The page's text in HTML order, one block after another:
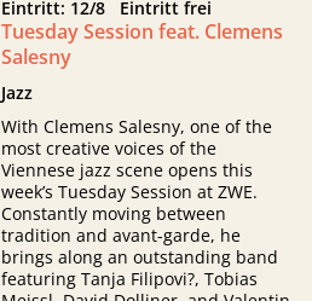
Eintritt: 12/8 Eintritt frei
Tuesday Session feat. Clemens
Salesny
Jazz
With Clemens Salesny, one of the
most creative voices of the
Viennese jazz scene opens this
week’s Tuesday Session at ZWE.
Constantly moving between
tradition and avant-garde, he
brings along an outstanding band
featuring Tanja Filipovi?, Tobias